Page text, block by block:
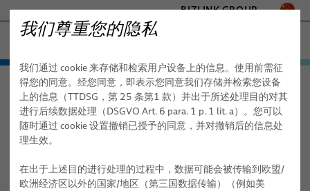
BIZLINK GROUP
医疗
海事
交通
半导体技术
通讯与网络
- ENGINEERED SOLUTIONS
SILICONE CABLE SOLUTIONS
产品与服务
自动化与驱动
FieldLink® 电缆
服务
工厂自动化与机械 产品与服务 机械 线缆 微型线缆
微型线缆
我们尊重您的隐私
我们通过 cookie 来存储和检索用户设备上的信息。使用前需征
得您的同意。经您同意，即表示您同意我们存储并检索您设备
上的信息（TTDSG，第 25 条第1 款）并出于所述处理目的对其
进行后续数据处理（DSGVO Art. 6 para. 1 p. 1 lit. a）。您可以
随时通过 cookie 设置撤销已授予的同意，并对撤销后的信息处
理生效。
在出于上述目的进行处理的过程中，数据可能会被传输到欧盟/
欧洲经济区以外的国家/地区（第三国数据传输）（例如美